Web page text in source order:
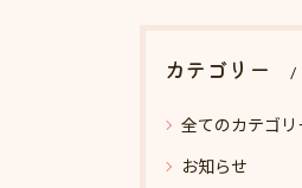
カテゴリー
全てのカテゴリ
お知らせ